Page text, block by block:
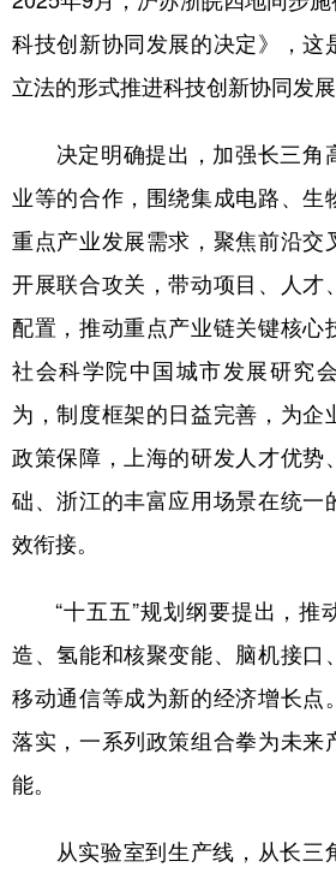
科技创新协同发展的决定》，这
立法的形式推进科技创新协同发展
决定明确提出，加强长三角
业等的合作，围绕集成电路、生
重点产业发展需求，聚焦前沿交
开展联合攻关，带动项目、人才
配置，推动重点产业链关键核心
社会科学院中国城市发展研究
为，制度框架的日益完善，为企
政策保障，上海的研发人才优势
础、浙江的丰富应用场景在统一
效衔接。
“十五五”规划纲要提出，推
造、氢能和核聚变能、脑机接口
移动通信等成为新的经济增长点
落实，一系列政策组合拳为未来
能。
从实验室到生产线，从长三角